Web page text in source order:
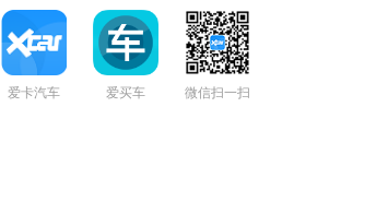
爱卡汽车 爱买车 微信扫一扫